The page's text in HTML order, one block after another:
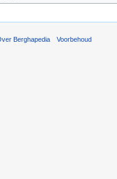
Berghapedia Voorbehoud